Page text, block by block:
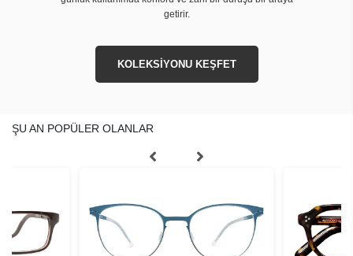
getirir.
KOLEKSİYONU KEŞFET
ŞU AN POPÜLER OLANLAR